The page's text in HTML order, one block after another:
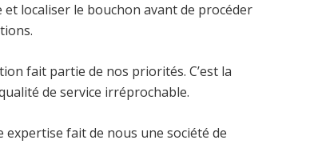
localiser le bouchon avant de procéder
fait partie de nos priorités. C’est la
de service irréprochable.
fait de nous une société de